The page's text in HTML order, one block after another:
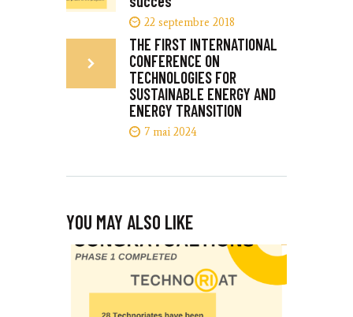
22 septembre 2018
THE FIRST INTERNATIONAL
CONFERENCE ON
TECHNOLOGIES FOR
SUSTAINABLE ENERGY AND
ENERGY TRANSITION
7 mai 2024
YOU MAY ALSO LIKE